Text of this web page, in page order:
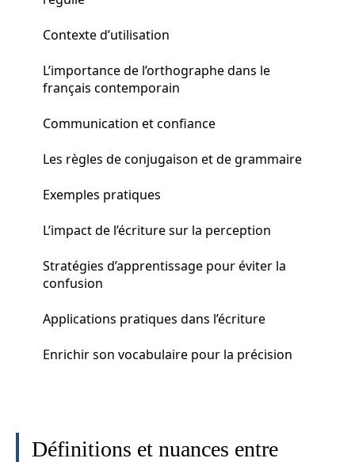
Contexte d’utilisation
L’importance de l’orthographe dans le
français contemporain
Communication et confiance
Les règles de conjugaison et de grammaire
Exemples pratiques
L’impact de l’écriture sur la perception
Stratégies d’apprentissage pour éviter la
confusion
Applications pratiques dans l’écriture
Enrichir son vocabulaire pour la précision
Définitions et nuances entre